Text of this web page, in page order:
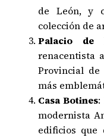
de León, y
colección de
Palacio de
renacentista
Provincial
más
Casa Botines:
modernista
edificios que